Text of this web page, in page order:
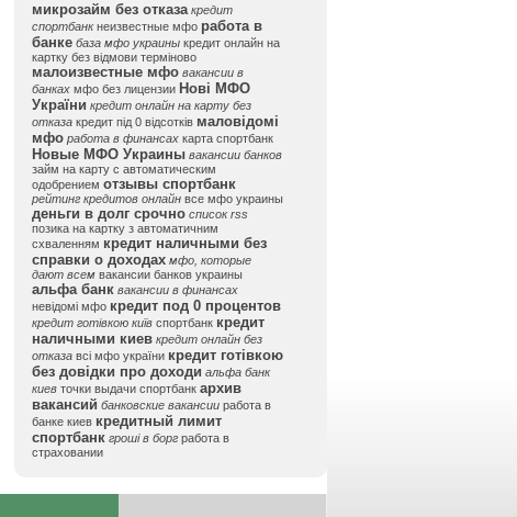
микрозайм без отказа кредит
спортбанк неизвестные мфо работа в
банке база мфо украины кредит онлайн на
картку без відмови терміново
малоизвестные мфо вакансии в
банках мфо без лицензии Нові МФО
України кредит онлайн на карту без
отказа кредит під 0 відсотків маловідомі
мфо работа в финансах карта спортбанк
Новые МФО Украины вакансии банков
займ на карту с автоматическим
одобрением отзывы спортбанк
рейтинг кредитов онлайн все мфо украины
деньги в долг срочно список rss
позика на картку з автоматичним
схваленням кредит наличными без
справки о доходах мфо, которые
дают всем вакансии банков украины
альфа банк вакансии в финансах
невідомі мфо кредит под 0 процентов
кредит готівкою київ спортбанк кредит
наличными киев кредит онлайн без
отказа всі мфо україни кредит готівкою
без довідки про доходи альфа банк
киев точки выдачи спортбанк архив
вакансий банковские вакансии работа в
банке киев кредитный лимит
спортбанк гроші в борг работа в
страховании